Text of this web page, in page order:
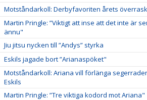
Motståndarkoll: Derbyfavoriten årets
Martin Pringle: ”Viktigt att inse att det inte är
ännu"
Jiu jitsu nycken till ”Andys” styrka
Eskils jagade bort ”Arianaspöket"
Motståndarkoll: Ariana vill förlänga
Eskils
Martin Pringle: ”Tre viktiga kodord mot Ariana"